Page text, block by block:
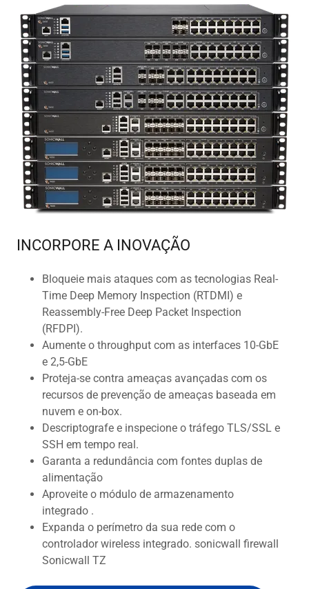
INCORPORE A INOVAÇÃO
Bloqueie mais ataques com as tecnologias Real-
Time Deep Memory Inspection (RTDMI) e
Reassembly-Free Deep Packet Inspection
(RFDPI).
Aumente o throughput com as interfaces 10-GbE
e 2,5-GbE
Proteja-se contra ameaças avançadas com os
recursos de prevenção de ameaças baseada em
nuvem e on-box.
Descriptografe e inspecione o tráfego TLS/SSL e
SSH em tempo real.
Garanta a redundância com fontes duplas de
alimentação
Aproveite o módulo de armazenamento
integrado .
Expanda o perímetro da sua rede com o
controlador wireless integrado. sonicwall firewall
Sonicwall TZ